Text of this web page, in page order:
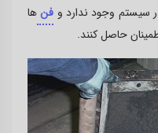
سیستم وجود ندارد و فنها
حاصل کنند.